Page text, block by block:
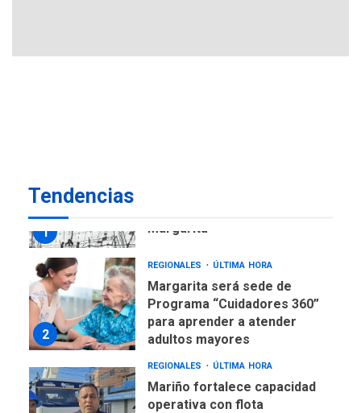
Tendencias
1
Margarita
2
REGIONALES ÚLTIMA HORA
Margarita será sede de
Programa “Cuidadores 360”
para aprender a atender
adultos mayores
REGIONALES ÚLTIMA HORA
Mariño fortalece capacidad
operativa con flota